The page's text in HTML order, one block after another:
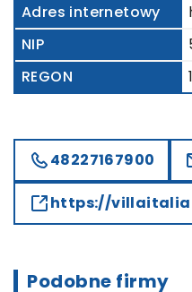
Adres internetowy
NIP
REGON
48227167900
https://
Podobne firmy